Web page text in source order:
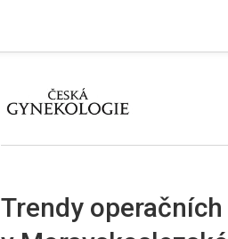
proLékaře.cz
Trendy